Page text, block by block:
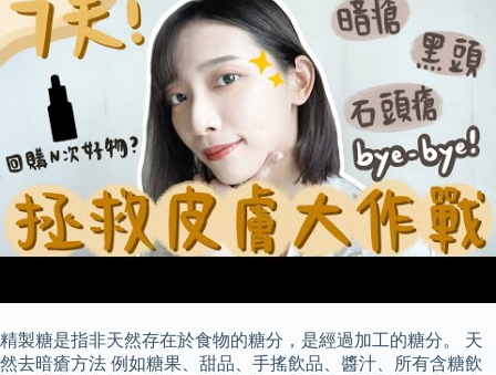
精製糖是指非天然存在於食物的糖分，是經過加工的糖分。 天
然去暗瘡方法 例如糖果、甜品、手搖飲品、醬汁、所有含糖飲